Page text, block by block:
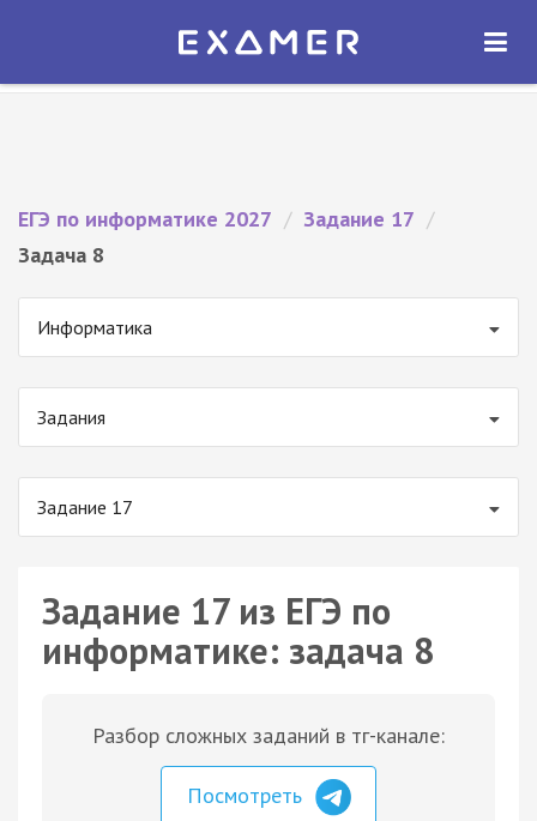
Экзамер — ЕГЭ 2027
ОТКРЫТЬ
ЕГЭ по информатике 2027 / Задание 17 /
Задача 8
Информатика
Задания
Задание 17
Задание 17 из ЕГЭ по
информатике: задача 8
Разбор сложных заданий в тг-канале:
Посмотреть